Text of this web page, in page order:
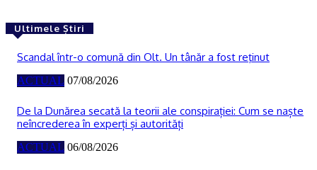
Ultimele Știri
Scandal într-o comună din Olt. Un tânăr a fost reţinut
ACTUAL 07/08/2026
De la Dunărea secată la teorii ale conspirației: Cum se naște
neîncrederea în experți și autorități
ACTUAL 06/08/2026